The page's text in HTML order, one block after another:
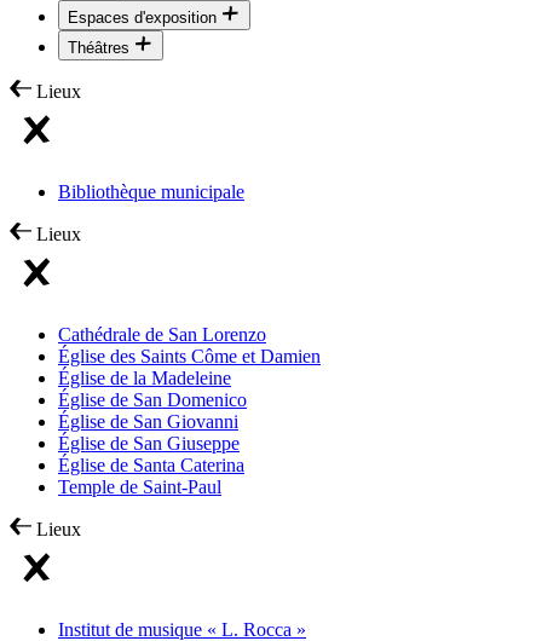
Espaces d'exposition
Théâtres
Lieux
Bibliothèque municipale
Lieux
Cathédrale de San Lorenzo
Église des Saints Côme et Damien
Église de la Madeleine
Église de San Domenico
Église de San Giovanni
Église de San Giuseppe
Église de Santa Caterina
Temple de Saint-Paul
Lieux
Institut de musique « L. Rocca »